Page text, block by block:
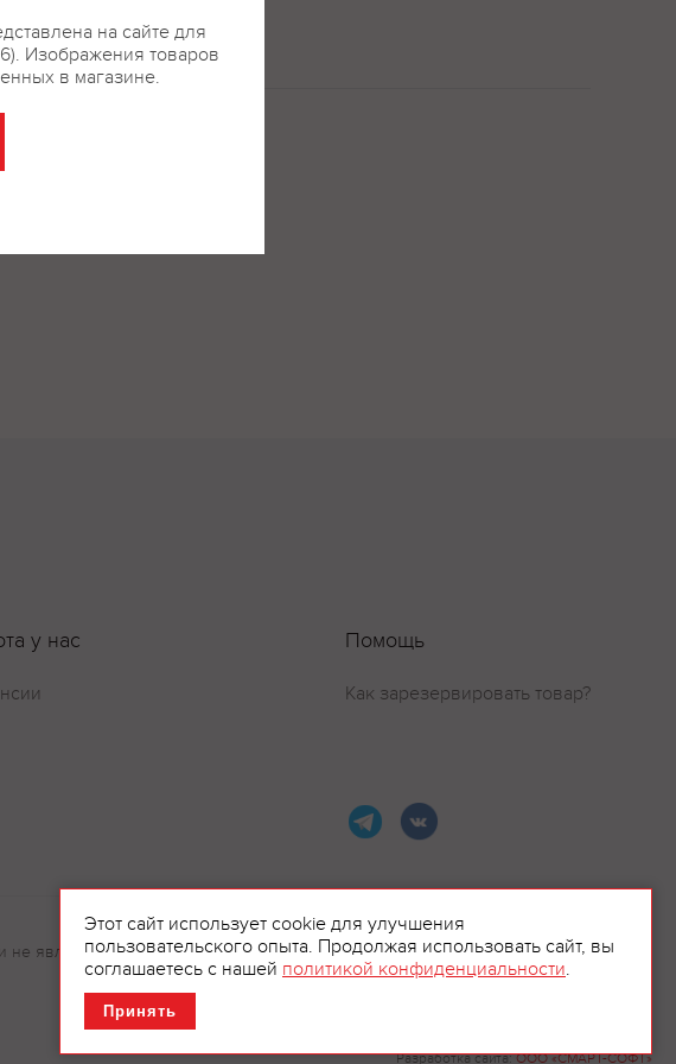
Разработка сайта:ООО «СМАРТ-СОФТ»
у нас Помощь
Как зарезервировать товар?
не являются рекламой.
Этот сайт использует cookie для улучшения
пользовательского опыта. Продолжая использовать сайт, вы
соглашаетесь с нашей политикой конфиденциальности.
Принять
на сайте для
Изображения товаров
в магазине.